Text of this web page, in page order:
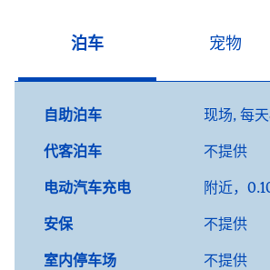
泊车 宠物
自助泊车 现场, 每
代客泊车
不提供
电动汽车充电
附近，
安保
不提供
室内停车场
不提供